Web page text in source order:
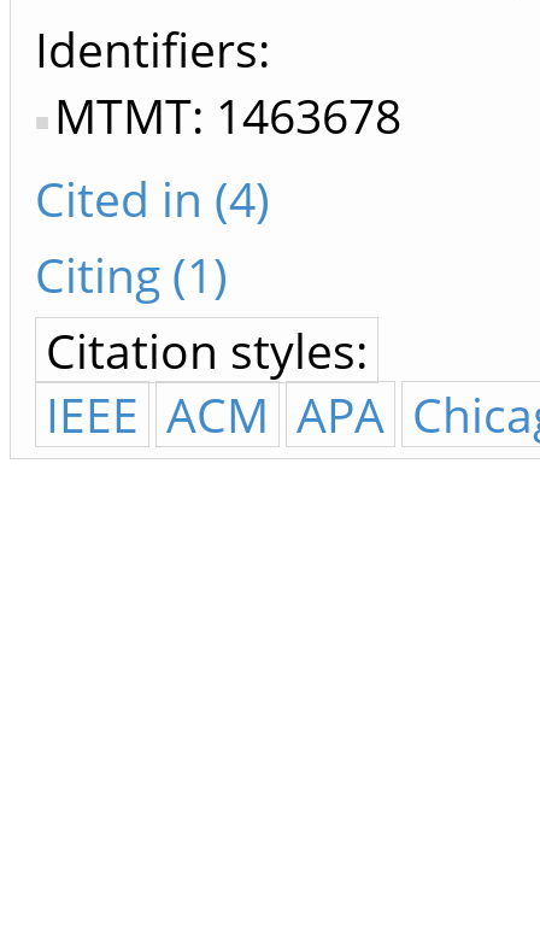
Identifiers
MTMT: 1463678
Cited in (4)
Citing (1)
Citation styles:
IEEE ACM APA